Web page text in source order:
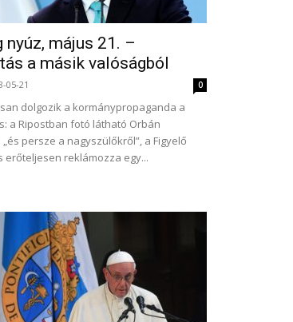
nyúz, május 21. –
a másik valóságból
05-21 0
dolgozik a kormánypropaganda a
a Ripostban fotó látható Orbán
persze a nagyszülőkről”, a Figyelő
erőteljesen reklámozza egy...